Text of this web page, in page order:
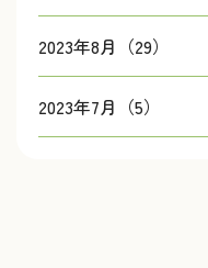
2023年8月（29）
2023年7月（5）